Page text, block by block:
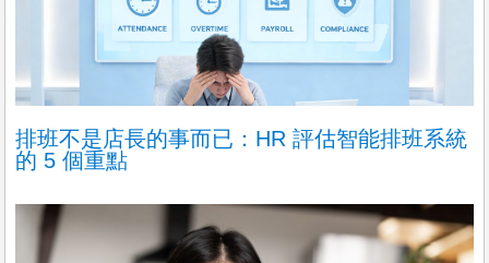
排班不是店長的事而已：HR 評估智能排班系統
的 5 個重點